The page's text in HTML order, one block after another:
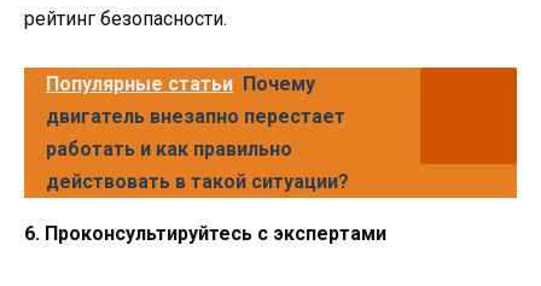
рейтинг безопасности.
Популярные статьи Почему
двигатель внезапно перестает
работать и как правильно
действовать в такой ситуации?
6. Проконсультируйтесь с экспертами